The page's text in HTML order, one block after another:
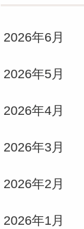
2026年6月
2026年5月
2026年4月
2026年3月
2026年2月
2026年1月